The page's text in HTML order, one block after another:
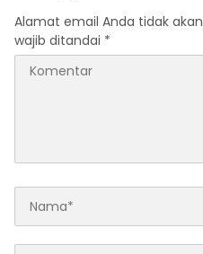
Alamat email Anda tidak
wajib ditandai *